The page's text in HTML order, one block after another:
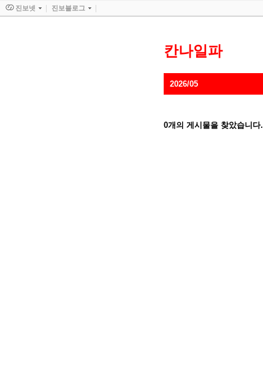
칸나일파
2026/05
0개의 게시물을 찾았습니다.
진보넷 진보블로그